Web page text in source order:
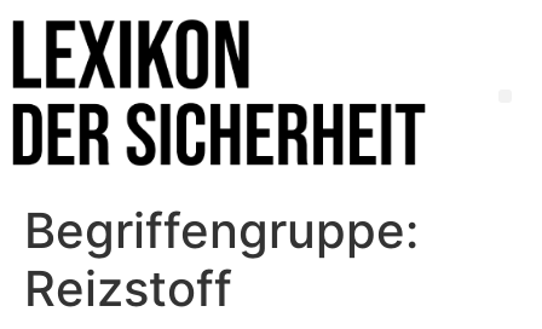
Begriffengruppe:
Reizstoff